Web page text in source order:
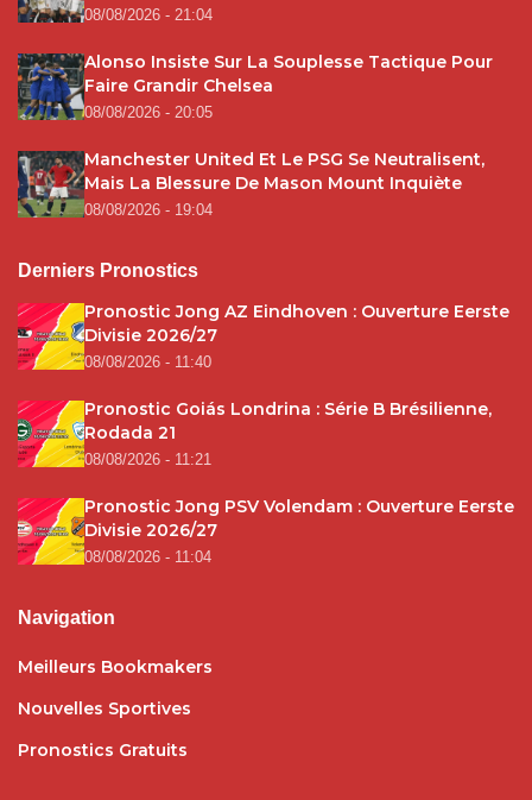
08/08/2026 - 21:04
Alonso Insiste Sur La Souplesse Tactique Pour
Faire Grandir Chelsea
08/08/2026 - 20:05
Manchester United Et Le PSG Se Neutralisent,
Mais La Blessure De Mason Mount Inquiète
08/08/2026 - 19:04
Derniers Pronostics
Pronostic Jong AZ Eindhoven : Ouverture Eerste
Divisie 2026/27
08/08/2026 - 11:40
Pronostic Goiás Londrina : Série B Brésilienne,
Rodada 21
08/08/2026 - 11:21
Pronostic Jong PSV Volendam : Ouverture Eerste
Divisie 2026/27
08/08/2026 - 11:04
Navigation
Meilleurs Bookmakers
Nouvelles Sportives
Pronostics Gratuits